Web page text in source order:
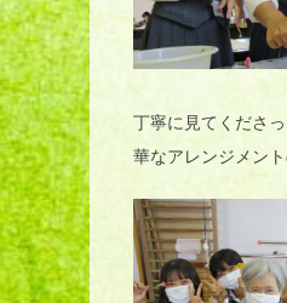
丁寧に見てくださ
華なアレンジメン